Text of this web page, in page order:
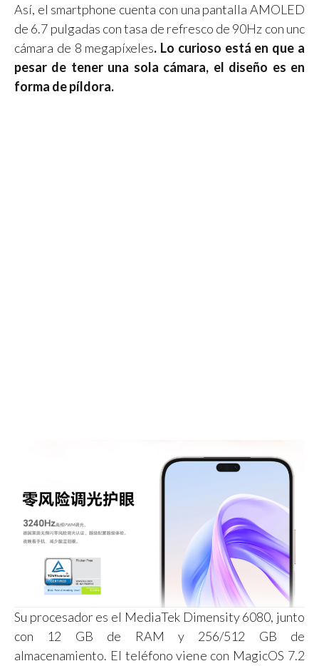
Así, el smartphone cuenta con una pantalla AMOLED
de 6.7 pulgadas con tasa de refresco de 90Hz con unc
cámara de 8 megapíxeles. Lo curioso está en que a
pesar de tener una sola cámara, el diseño es en
forma de píldora.
Su procesador es el MediaTek Dimensity 6080, junto
con 12 GB de RAM y 256/512 GB de
almacenamiento. El teléfono viene con MagicOS 7.2